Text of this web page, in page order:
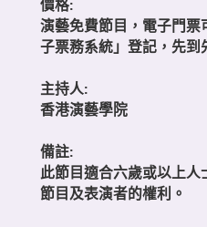
價格:
演藝免費節目，電子門
子票務系統」登記，先到
主持人:
香港演藝學院
備註:
此節目適合六歲或以上
節目及表演者的權利。